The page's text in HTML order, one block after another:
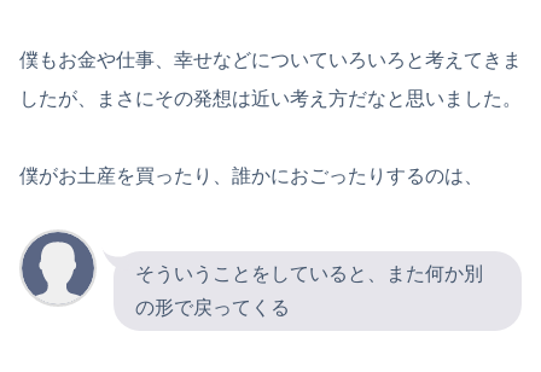
僕もお金や仕事、幸せなどについていろいろと考えてきま
したが、まさにその発想は近い考え方だなと思いました。
僕がお土産を買ったり、誰かにおごったりするのは、
そういうことをしていると、また何か別
の形で戻ってくる